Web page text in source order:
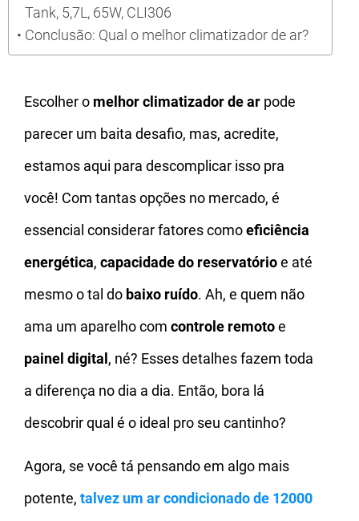
Tank, 5,7L, 65W, CLI306
Conclusão: Qual o melhor climatizador de ar?
Escolher o melhor climatizador de ar pode
parecer um baita desafio, mas, acredite,
estamos aqui para descomplicar isso pra
você! Com tantas opções no mercado, é
essencial considerar fatores comoeficiência
energética, capacidade do reservatórioe até
mesmo o tal do baixo ruído. Ah, e quem não
ama um aparelho com controle remotoe
painel digital, né? Esses detalhes fazem toda
a diferença no dia a dia. Então, bora lá
descobrir qual é o ideal pro seu cantinho?
Agora, se você tá pensando em algo mais
potente, talvez um ar condicionado de 12000